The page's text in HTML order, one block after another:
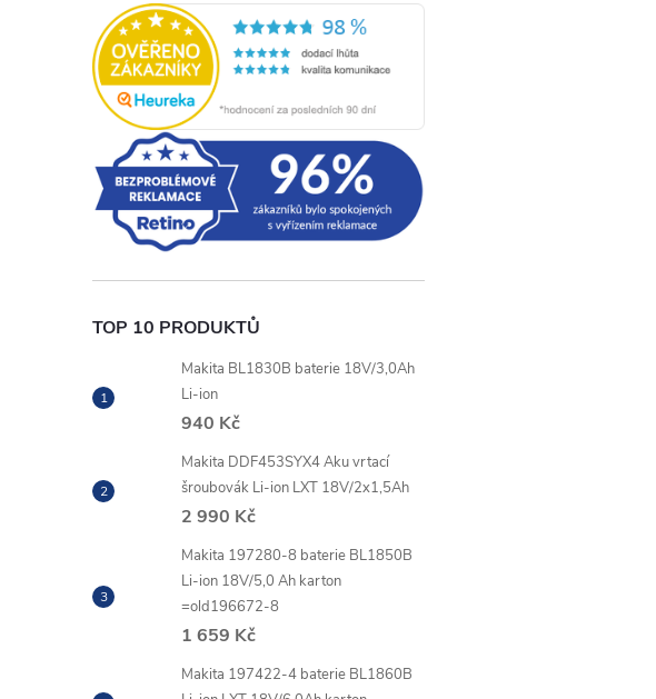
TOP 10 PRODUKTŮ
Makita BL1830B baterie 18V/3,0Ah
Li-ion
940 Kč
Makita DDF453SYX4 Aku vrtací
šroubovák Li-ion LXT 18V/2x1,5Ah
2 990 Kč
Makita 197280-8 baterie BL1850B
Li-ion 18V/5,0 Ah karton
=old196672-8
1 659 Kč
Makita 197422-4 baterie BL1860B